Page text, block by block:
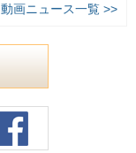
動画ニュース一覧 >>